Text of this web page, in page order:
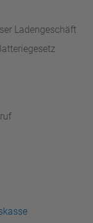
Ladengeschäft